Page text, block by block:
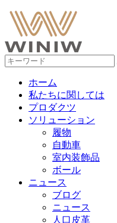
ホーム
私たちに関しては
プロダクツ
ソリューション
履物
自動車
室内装飾品
ボール
ニュース
ブログ
ニュース
人口皮革